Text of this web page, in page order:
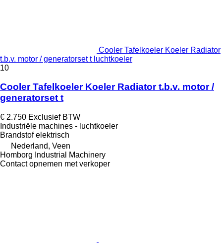
Cooler Tafelkoeler Koeler Radiator
t.b.v. motor / generatorset t luchtkoeler
10
Cooler Tafelkoeler Koeler Radiator t.b.v. motor /
generatorset t
€ 2.750 Exclusief BTW
Industriële machines - luchtkoeler
Brandstof elektrisch
Nederland, Veen
Homborg Industrial Machinery
Contact opnemen met verkoper